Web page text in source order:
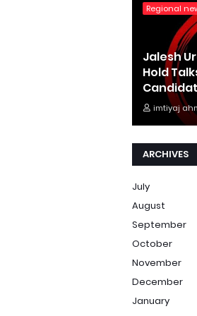
Regional
Jalesh
Hold
imtiyaj
ARCHIVES
July
August
September
October
November
December
January